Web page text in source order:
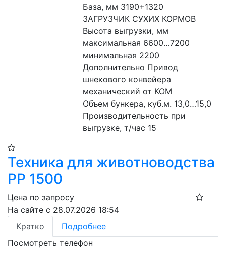
База, мм 3190+1320
ЗАГРУЗЧИК СУХИХ КОРМОВ
Высота выгрузки, мм
максимальная 6600…7200
минимальная 2200
Дополнительно Привод
шнекового конвейера
механический от КОМ
Объем бункера, куб.м. 13,0…15,0
Производительность при
выгрузке, т/час 15
Техника для животноводства
РР 1500
Цена по запросу
На сайте с 28.07.2026 18:54
Кратко
Подробнее
Посмотреть телефон